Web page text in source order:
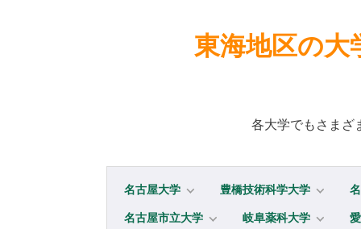
東海地区の
各大学でもさまざ
名古屋大学 豊橋技術科学大学
名古屋市立大学 岐阜薬科大学